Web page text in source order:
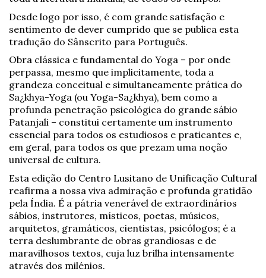
Desde logo por isso, é com grande satisfação e
sentimento de dever cumprido que se publica esta
tradução do Sânscrito para Português.
Obra clássica e fundamental do Yoga – por onde
perpassa, mesmo que implicitamente, toda a
grandeza conceitual e simultaneamente prática do
Sa¿khya-Yoga (ou Yoga-Sa¿khya), bem como a
profunda penetração psicológica do grande sábio
Patanjali – constitui certamente um instrumento
essencial para todos os estudiosos e praticantes e,
em geral, para todos os que prezam uma noção
universal de cultura.
Esta edição do Centro Lusitano de Unificação Cultural
reafirma a nossa viva admiração e profunda gratidão
pela Índia. É a pátria venerável de extraordinários
sábios, instrutores, místicos, poetas, músicos,
arquitetos, gramáticos, cientistas, psicólogos; é a
terra deslumbrante de obras grandiosas e de
maravilhosos textos, cuja luz brilha intensamente
através dos milénios.